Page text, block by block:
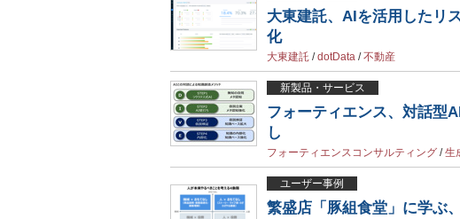
大東建託、AIを活用したリ
化
大東建託 /dotData /不動産
新製品・サービス
フォーティエンス、対話型
し
フォーティエンスコンサルティング /生
ユーザー事例
繁盛店「豚組食堂」に学ぶ